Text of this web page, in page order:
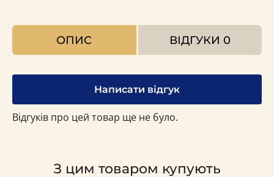
ОПИС ВІДГУКИ 0
Написати відгук
Відгуків про цей товар ще не було.
З цим товаром купують